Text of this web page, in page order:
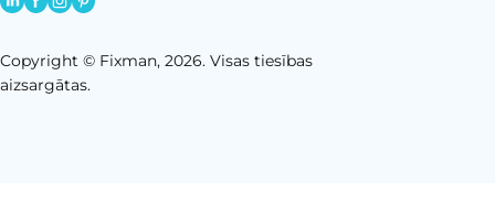
Copyright © Fixman, 2026. Visas tiesības
aizsargātas.